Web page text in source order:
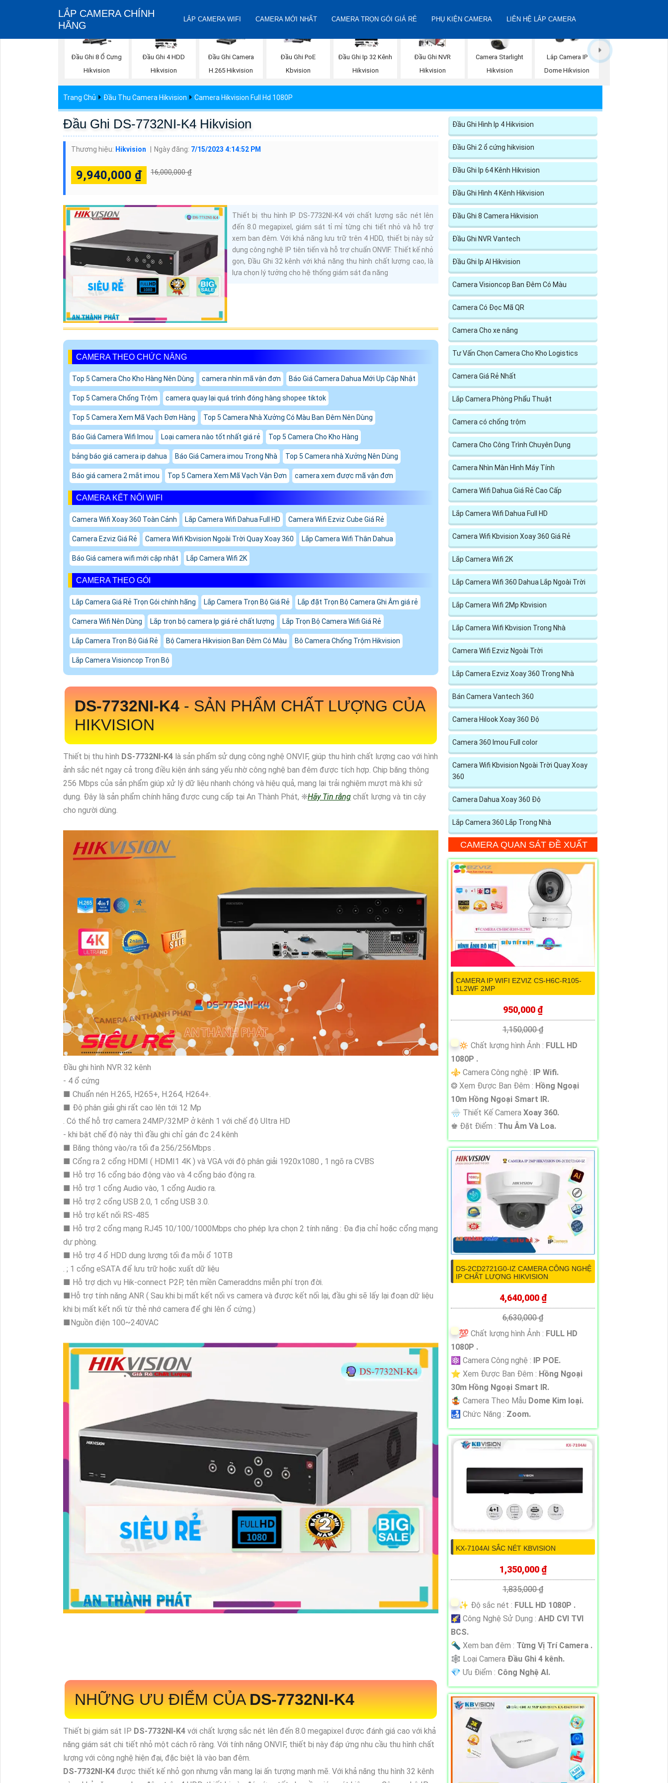
LẮP CAMERA CHÍNH
HÃNG
LẮP CAMERA WIFI CAMERA MỚI NHẤT CAMERA TRỌN GÓI GIÁ RẺ PHỤ KIỆN CAMERA LIÊN HỆ LẮP CAMERA
Đầu Ghi 8 Ổ Cưng
Hikvision
Đầu Ghi 4 HDD
Hikvision
Đầu Ghi Camera
H.265 Hikvision
Đầu Ghi PoE
Kbvision
Đầu Ghi Ip 32 Kênh
Hikvision
Đầu Ghi NVR
Hikvision
Camera Starlight
Hikvision
Lắp Camera IP
Dome Hikvision
Trang Chủ Đầu Thu Camera Hikvision Camera Hikvision Full Hd 1080P
Đầu Ghi DS-7732NI-K4 Hikvision
Thương hiệu: Hikvision Ngày đăng: 7/15/2023 4:14:52 PM
9,940,000 ₫ 16,000,000 ₫
Thiết bị thu hình IP DS-7732NI-K4 với chất lượng sắc nét lên
đến 8.0 megapixel, giám sát tỉ mỉ từng chi tiết nhỏ và hỗ trợ
xem ban đêm. Với khả năng lưu trữ trên 4 HDD, thiết bị này sử
dụng công nghệ IP tiên tiến và hỗ trợ chuẩn ONVIF. Thiết kế nhỏ
gọn, Đầu Ghi 32 kênh với khả năng thu hình chất lượng cao, là
lựa chọn lý tưởng cho hệ thống giám sát đa năng
CAMERA THEO CHỨC NĂNG
Top 5 Camera Cho Kho Hàng Nên Dùng camera nhìn mã vận đơn Báo Giá Camera Dahua Mới Up Cập Nhật
Top 5 Camera Chống Trộm camera quay lại quá trình đóng hàng shopee tiktok
Top 5 Camera Xem Mã Vạch Đơn Hàng Top 5 Camera Nhà Xưởng Có Màu Ban Đêm Nên Dùng
Báo Giá Camera Wifi Imou Loại camera nào tốt nhất giá rẻ Top 5 Camera Cho Kho Hàng
bảng báo giá camera ip dahua Báo Giá Camera imou Trong Nhà Top 5 Camera nhà Xưởng Nên Dùng
Báo giá camera 2 mắt imou Top 5 Camera Xem Mã Vạch Vận Đơn camera xem được mã vận đơn
CAMERA KẾT NỐI WIFI
Camera Wifi Xoay 360 Toàn Cảnh Lắp Camera Wifi Dahua Full HD Camera Wifi Ezviz Cube Giá Rẻ
Camera Ezviz Giá Rẻ Camera Wifi Kbvision Ngoài Trời Quay Xoay 360 Lắp Camera Wifi Thân Dahua
Báo Giá camera wifi mới cập nhật Lắp Camera Wifi 2K
CAMERA THEO GÓI
Lắp Camera Giá Rẻ Trọn Gói chính hãng Lắp Camera Trọn Bộ Giá Rẻ Lắp đặt Trọn Bộ Camera Ghi Âm giá rẻ
Camera Wifi Nên Dùng Lắp trọn bộ camera Ip giá rẻ chất lượng Lắp Trọn Bộ Camera Wifi Giá Rẻ
Lắp Camera Trọn Bộ Giá Rẻ Bộ Camera Hikvision Ban Đêm Có Màu Bô Camera Chống Trộm Hikvision
Lắp Camera Visioncop Trọn Bộ
DS-7732NI-K4 - SẢN PHẨM CHẤT LƯỢNG CỦA
HIKVISION
Thiết bị thu hình DS-7732NI-K4 là sản phẩm sử dụng công nghệ ONVIF, giúp thu hình chất lượng cao với hình
ảnh sắc nét ngay cả trong điều kiện ánh sáng yếu nhờ công nghệ ban đêm được tích hợp. Chip băng thông
256 Mbps của sản phẩm giúp xử lý dữ liệu nhanh chóng và hiệu quả, mang lại trải nghiệm mượt mà khi sử
dụng. Đây là sản phẩm chính hãng được cung cấp tại An Thành Phát, ❈Hãy Tin rằng chất lượng và tin cậy
cho người dùng.
Đầu ghi hình NVR 32 kênh
- 4 ổ cứng
■ Chuẩn nén H.265, H265+, H.264, H264+.
■ Độ phân giải ghi rất cao lên tới 12 Mp
. Có thể hỗ trợ camera 24MP/32MP ở kênh 1 với chế độ Ultra HD
- khi bật chế độ này thì đầu ghi chỉ gán đc 24 kênh
■ Băng thông vào/ra tối đa 256/256Mbps .
■ Cổng ra 2 cổng HDMI ( HDMI1 4K ) và VGA với độ phân giải 1920x1080 , 1 ngõ ra CVBS
■ Hỗ trợ 16 cổng báo động vào và 4 cổng báo động ra.
■ Hỗ trợ 1 cổng Audio vào, 1 cổng Audio ra.
■ Hỗ trợ 2 cổng USB 2.0, 1 cổng USB 3.0.
■ Hỗ trợ kết nối RS-485
■ Hỗ trợ 2 cổng mạng RJ45 10/100/1000Mbps cho phép lựa chọn 2 tính năng : Đa địa chỉ hoặc cổng mạng
dự phòng.
■ Hỗ trợ 4 ổ HDD dung lượng tối đa mỗi ổ 10TB
. ; 1 cổng eSATA để lưu trữ hoặc xuất dữ liệu
■ Hỗ trợ dịch vụ Hik-connect P2P, tên miền Cameraddns miễn phí trọn đời.
■Hỗ trợ tính năng ANR ( Sau khi bị mất kết nối vs camera và được kết nối lại, đầu ghi sẽ lấy lại đoạn dữ liệu
khi bị mất kết nối từ thẻ nhớ camera để ghi lên ổ cứng.)
■Nguồn điện 100~240VAC
NHỮNG ƯU ĐIỂM CỦADS-7732NI-K4
Thiết bị giám sát IP DS-7732NI-K4 với chất lượng sắc nét lên đến 8.0 megapixel được đánh giá cao với khả
năng giám sát chi tiết nhỏ một cách rõ ràng. Với tính năng ONVIF, thiết bị này đáp ứng nhu cầu thu hình chất
lượng với công nghệ hiện đại, đặc biệt là vào ban đêm.
DS-7732NI-K4 được thiết kế nhỏ gọn nhưng vẫn mang lại ấn tượng mạnh mẽ. Với khả năng thu hình 32 kênh
Đầu Ghi Hình Ip 4 Hikvision
Đầu Ghi 2 ổ cứng hikvision
Đầu Ghi Ip 64 Kênh Hikvision
Đầu Ghi Hình 4 Kênh Hikvision
Đầu Ghi 8 Camera Hikvision
Đầu Ghi NVR Vantech
Đầu Ghi Ip AI Hikvision
Camera Visioncop Ban Đêm Có Màu
Camera Có Đọc Mã QR
Camera Cho xe nâng
Tư Vấn Chọn Camera Cho Kho Logistics
Camera Giá Rẻ Nhất
Lắp Camera Phòng Phẩu Thuật
Camera có chống trộm
Camera Cho Công Trình Chuyên Dụng
Camera Nhìn Màn Hình Máy Tính
Camera Wifi Dahua Giá Rẻ Cao Cấp
Lắp Camera Wifi Dahua Full HD
Camera Wifi Kbvision Xoay 360 Giá Rẻ
Lắp Camera Wifi 2K
Lắp Camera Wifi 360 Dahua Lắp Ngoài Trời
Lắp Camera Wifi 2Mp Kbvision
Lắp Camera Wifi Kbvision Trong Nhà
Camera Wifi Ezviz Ngoài Trời
Lắp Camera Ezviz Xoay 360 Trong Nhà
Bán Camera Vantech 360
Camera Hilook Xoay 360 Độ
Camera 360 Imou Full color
Camera Wifi Kbvision Ngoài Trời Quay Xoay
360
Camera Dahua Xoay 360 Độ
Lắp Camera 360 Lắp Trong Nhà
CAMERA QUAN SÁT ĐỀ XUẤT
CAMERA IP WIFI EZVIZ CS-H6C-R105-
1L2WF 2MP
950,000 ₫
1,150,000 ₫
🔅 Chất lượng hình Ảnh : FULL HD
1080P .
⚜️ Camera Công nghệ : IP Wifi.
❂ Xem Được Ban Đêm : Hồng Ngoại
10m Hồng Ngoại Smart IR.
🌧️ Thiết Kế Camera Xoay 360.
️♚ Đặt Điểm : Thu Âm Và Loa.
DS-2CD2721G0-IZ CAMERA CÔNG NGHỆ
IP CHẤT LƯỢNG HIKVISION
4,640,000 ₫
6,630,000 ₫
💯 Chất lượng hình Ảnh : FULL HD
1080P .
⚛️ Camera Công nghệ :
IP POE.
⭐ Xem Được Ban Đêm : Hồng Ngoại
30m Hồng Ngoại Smart IR.
🤹 Camera Theo Mẫu Dome Kim loại.
️🛃 Chức Năng : Zoom.
KX-7104AI SẮC NÉT KBVISION
1,350,000 ₫
1,835,000 ₫
✨ Độ sắc nét : FULL HD 1080P .
🌠 Công Nghệ Sử Dụng : AHD CVI TVI
BCS.
🔦 Xem ban đêm : Từng Vị Trí Camera .
🕸️ Loại Camera Đầu Ghi 4 kênh.
️💎 Ưu Điểm : Công Nghệ AI.